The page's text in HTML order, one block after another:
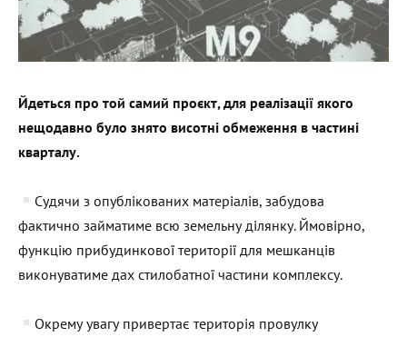
Йдеться про той самий проєкт, для реалізації якого
нещодавно було знято висотні обмеження в частині
кварталу.
Судячи з опублікованих матеріалів, забудова
фактично займатиме всю земельну ділянку. Ймовірно,
функцію прибудинкової території для мешканців
виконуватиме дах стилобатної частини комплексу.
Окрему увагу привертає територія провулку